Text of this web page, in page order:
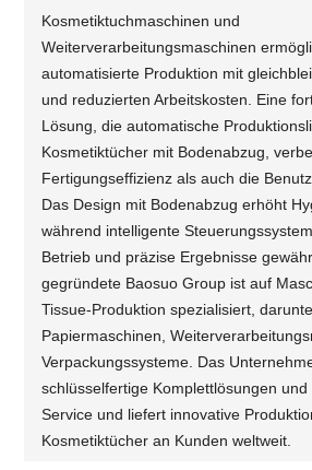
Kosmetiktuchmaschinen und
Weiterverarbeitungsmaschinen
automatisierte Produktion mit
und reduzierten Arbeitskosten. Eine
Lösung, die automatische
Kosmetiktücher mit Bodenabzug,
Fertigungseffizienz als auch die
Das Design mit Bodenabzug erhöht
während intelligente
Betrieb und präzise Ergebnisse
gegründete Baosuo Group ist auf
Tissue-Produktion spezialisiert,
Papiermaschinen,
Verpackungssysteme. Das
schlüsselfertige Komplettlösungen und
Service und liefert innovative
Kosmetiktücher an Kunden weltweit.